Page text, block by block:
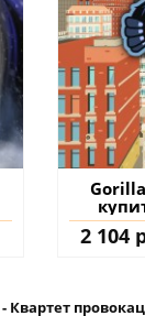
2 104
- Квартет